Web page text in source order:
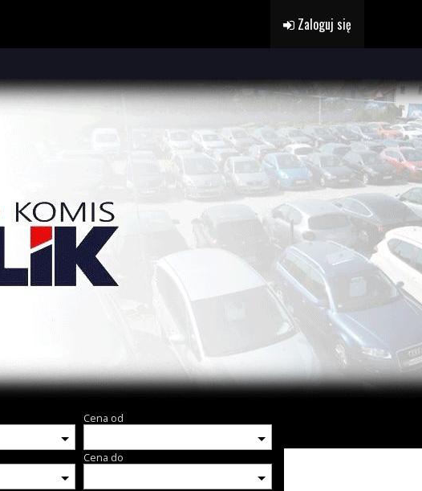
Zaloguj się
Cena od
Cena do